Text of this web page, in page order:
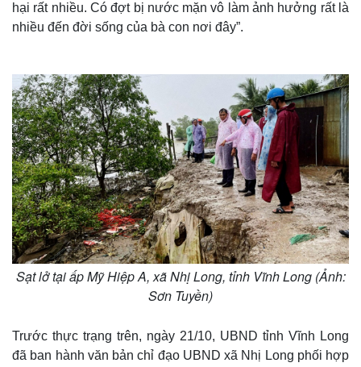
hại rất nhiều. Có đợt bị nước mặn vô làm ảnh hưởng rất là
nhiều đến đời sống của bà con nơi đây”.
Sạt lở tại ấp Mỹ Hiệp A, xã Nhị Long, tỉnh Vĩnh Long (Ảnh:
Sơn Tuyền)
Trước thực trạng trên, ngày 21/10, UBND tỉnh Vĩnh Long
đã ban hành văn bản chỉ đạo UBND xã Nhị Long phối hợp